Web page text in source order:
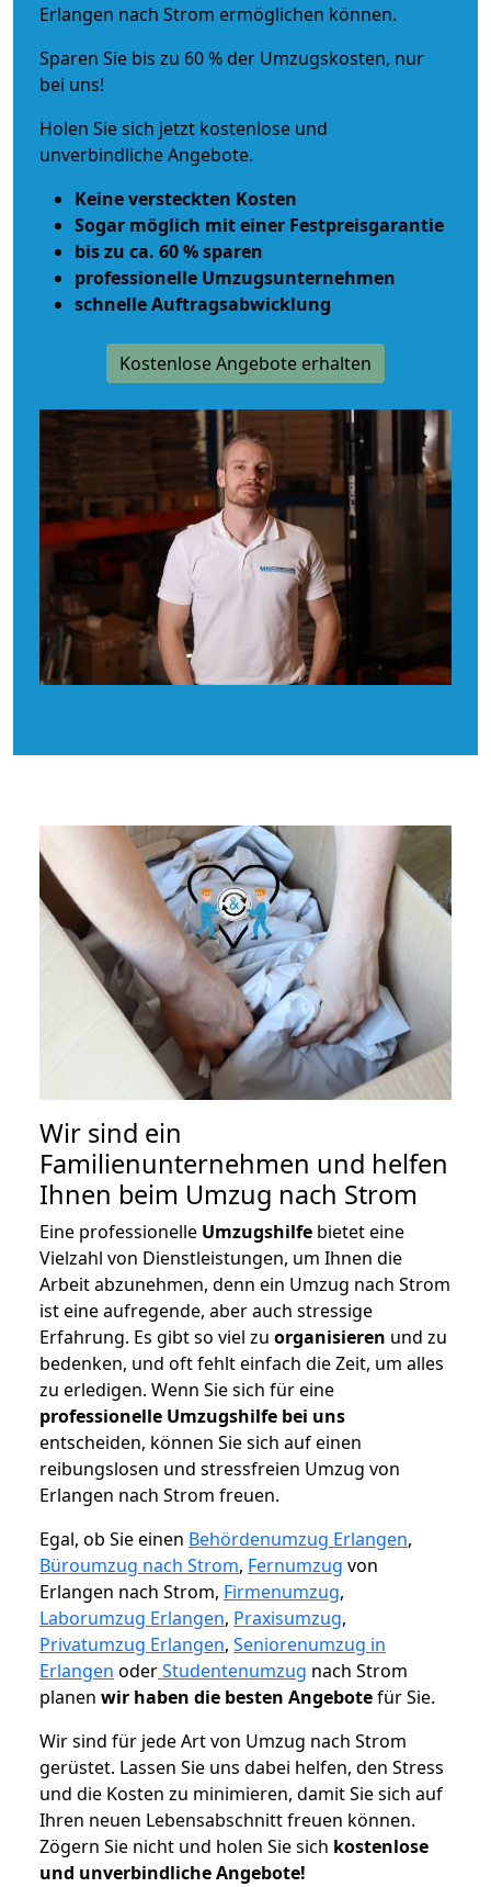
Erlangen nach Strom ermöglichen können.
Sparen Sie bis zu 60 % der Umzugskosten, nur
bei uns!
Holen Sie sich jetzt kostenlose und
unverbindliche Angebote.
Keine versteckten Kosten
Sogar möglich mit einer Festpreisgarantie
bis zu ca. 60 % sparen
professionelle Umzugsunternehmen
schnelle Auftragsabwicklung
Kostenlose Angebote erhalten
Wir sind ein
Familienunternehmen und helfen
Ihnen beim Umzug nach Strom
Eine professionelle Umzugshilfe bietet eine
Vielzahl von Dienstleistungen, um Ihnen die
Arbeit abzunehmen, denn ein Umzug nach Strom
ist eine aufregende, aber auch stressige
Erfahrung. Es gibt so viel zu organisieren und zu
bedenken, und oft fehlt einfach die Zeit, um alles
zu erledigen. Wenn Sie sich für eine
professionelle Umzugshilfe bei uns
entscheiden, können Sie sich auf einen
reibungslosen und stressfreien Umzug von
Erlangen nach Strom freuen.
Egal, ob Sie einen Behördenumzug Erlangen,
Büroumzug nach Strom, Fernumzug von
Erlangen nach Strom, Firmenumzug,
Laborumzug Erlangen, Praxisumzug,
Privatumzug Erlangen, Seniorenumzug in
Erlangen oderStudentenumzug nach Strom
planen wir haben die besten Angebotefür Sie.
Wir sind für jede Art von Umzug nach Strom
gerüstet. Lassen Sie uns dabei helfen, den Stress
und die Kosten zu minimieren, damit Sie sich auf
Ihren neuen Lebensabschnitt freuen können.
Zögern Sie nicht und holen Sie sich kostenlose
und unverbindliche Angebote!